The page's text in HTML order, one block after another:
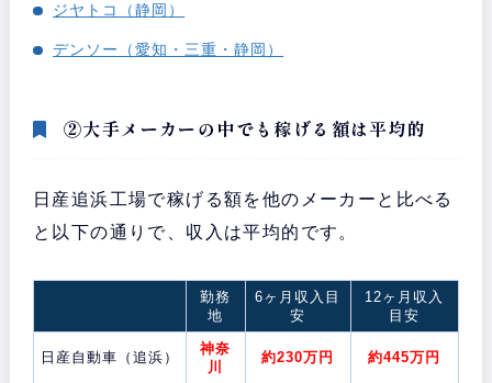
ジヤトコ（静岡）
デンソー（愛知・三重・静岡）
②大手メーカーの中でも稼げる額は平均的
日産追浜工場で稼げる額を他のメーカーと比べる
と以下の通りで、収入は平均的です。
勤務
地
6ヶ月収入目
安
12ヶ月収入
目安
日産自動車（追浜）
神奈
川
約230万円 約445万円